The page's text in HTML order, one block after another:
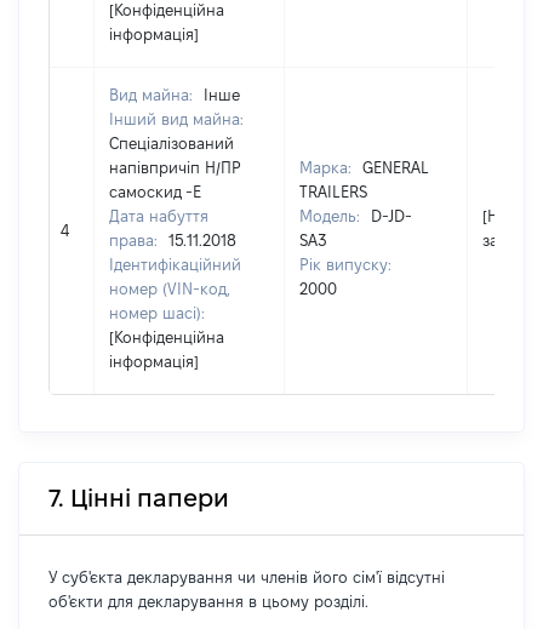
[Конфіденційна
інформація]
4
Вид майна:
Інше
Інший вид майна:
Спеціалізований
напівпричіп Н/ПР
самоскид -Е
Дата набуття
права:
15.11.2018
Ідентифікаційний
номер (VIN-код,
номер шасі):
[Конфіденційна
інформація]
Марка:
GENERAL
TRAILERS
Модель:
D-JD-
SA3
Рік випуску:
2000
[Не
7. Цінні папери
У суб'єкта декларування чи членів його сім'ї відсутні
об'єкти для декларування в цьому розділі.